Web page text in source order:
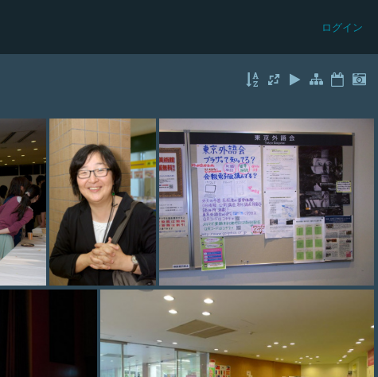
ログイン
photo (41) photo (42)